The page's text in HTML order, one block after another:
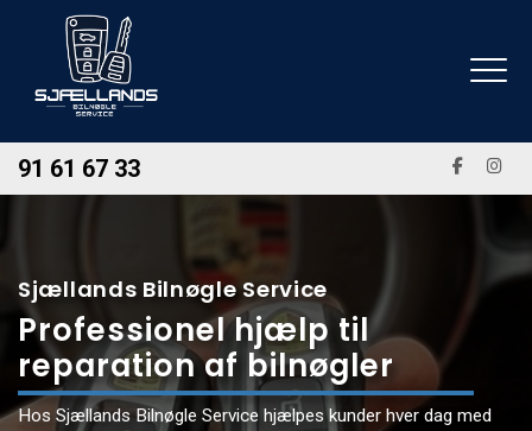
hovedindhold
91 61 67 33
Sjællands Bilnøgle Service
Professionel hjælp til
reparation af bilnøgler
Hos Sjællands Bilnøgle Service hjælpes kunder hver dag med